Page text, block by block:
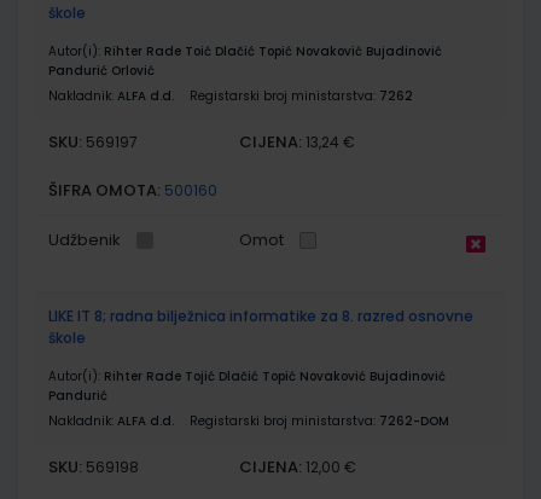
škole
Autor(i): Rihter Rade Toić Dlačić Topić Novaković Bujadinović
Pandurić Orlović
Nakladnik: ALFA d.d. Registarski broj ministarstva: 7262
SKU: 569197 CIJENA: 13,24 €
ŠIFRA OMOTA: 500160
Udžbenik Omot
LIKE IT 8; radna bilježnica informatike za 8. razred osnovne
škole
Autor(i): Rihter Rade Tojić Dlačić Topić Novaković Bujadinović
Pandurić
Nakladnik: ALFA d.d. Registarski broj ministarstva: 7262-DOM
SKU: 569198 CIJENA: 12,00 €